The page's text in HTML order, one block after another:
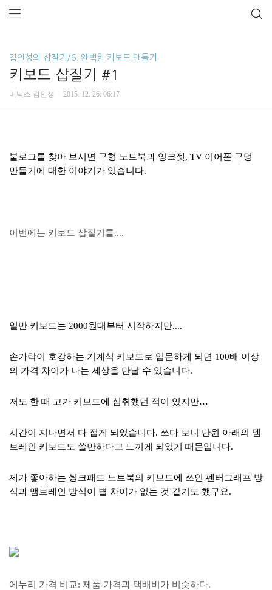
김인성의 삽질기/6. 완벽한 키보드 만들기
키보드 삽질기 #1
미닉스 김인성 2015. 12. 26. 06:17
불로그를 찾아 보시면 구형 노트북과 잉크젯, TV 이어폰 구멍
만들기에 대한 이야기가 있습니다.
이번에는 키보드 삽질기를....
일반 키보드는 2000원대부터 시작하지만....
손가락이 호강하는 기계식 키보드로 입문하게 되면 100배 이상
의 가격 차이가 나는 세상을 만날 수 있습니다.
저도 한 때 고가 키보드에 심취했던 적이 있지만…
시간이 지나면서 다 접게 되었습니다. 쓰다 보니 만원 아래의 멤
브레인 키보드도 쓸만하다고 느끼게 되었기 때문입니다.
제가 좋아하는 씽크패드 노트북의 키보드에 쓰인 펜터그래프 방
식과 맴브레인 방식이 별 차이가 없는 것 같기도 했구요.
에누리 가격 비교: 제품 가격과 택배비가 비슷하다.